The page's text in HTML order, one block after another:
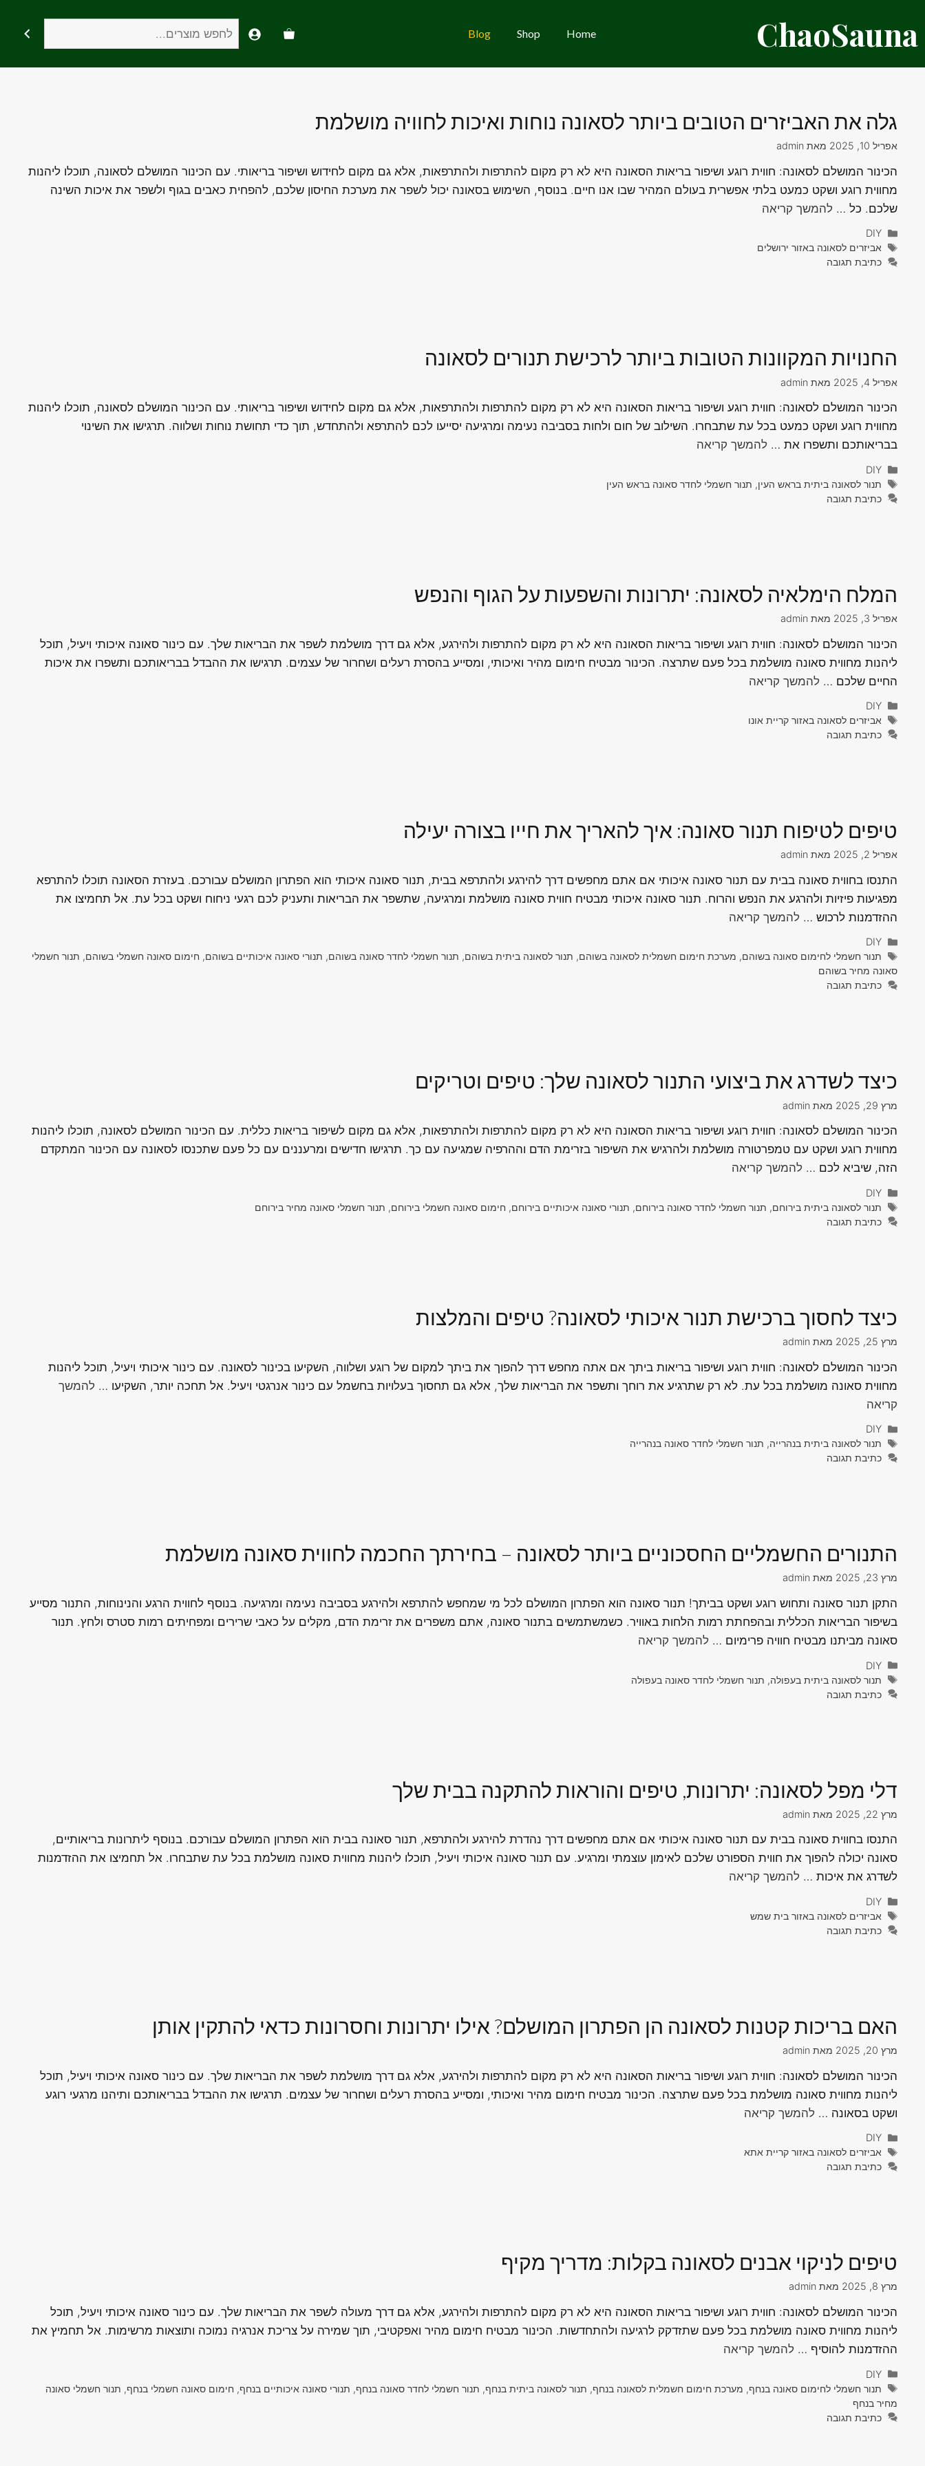
לתוכן
ChaoSauna
Home
Shop
Blog
חיפוש
גלה את האביזרים הטובים ביותר לסאונה נוחות ואיכות לחוויה מושלמת
אפריל 10, 2025 מאת admin
הכינור המושלם לסאונה: חווית רוגע ושיפור בריאות הסאונה היא לא רק מקום להתרפות ולהתרפאות, אלא גם מקום לחידוש ושיפור בריאותי. עם הכינור המושלם לסאונה, תוכלו ליהנות
מחווית רוגע ושקט כמעט בלתי אפשרית בעולם המהיר שבו אנו חיים. בנוסף, השימוש בסאונה יכול לשפר את מערכת החיסון שלכם, להפחית כאבים בגוף ולשפר את איכות השינה
שלכם. כל … להמשך קריאה
קטגוריות
DIY
תגיות
אביזרים לסאונה באזור ירושלים
כתיבת תגובה
החנויות המקוונות הטובות ביותר לרכישת תנורים לסאונה
אפריל 4, 2025 מאת admin
הכינור המושלם לסאונה: חווית רוגע ושיפור בריאות הסאונה היא לא רק מקום להתרפות ולהתרפאות, אלא גם מקום לחידוש ושיפור בריאותי. עם הכינור המושלם לסאונה, תוכלו ליהנות
מחווית רוגע ושקט כמעט בכל עת שתבחרו. השילוב של חום ולחות בסביבה נעימה ומרגיעה יסייעו לכם להתרפא ולהתחדש, תוך כדי תחושת נוחות ושלווה. תרגישו את השינוי
בבריאותכם ותשפרו את … להמשך קריאה
קטגוריות
DIY
תגיות
תנור לסאונה ביתית בראש העין, תנור חשמלי לחדר סאונה בראש העין
כתיבת תגובה
המלח הימלאיה לסאונה: יתרונות והשפעות על הגוף והנפש
אפריל 3, 2025 מאת admin
הכינור המושלם לסאונה: חווית רוגע ושיפור בריאות הסאונה היא לא רק מקום להתרפות ולהירגע, אלא גם דרך מושלמת לשפר את הבריאות שלך. עם כינור סאונה איכותי ויעיל, תוכל
ליהנות מחווית סאונה מושלמת בכל פעם שתרצה. הכינור מבטיח חימום מהיר ואיכותי, ומסייע בהסרת רעלים ושחרור של עצמים. תרגישו את ההבדל בבריאותכם ותשפרו את איכות
החיים שלכם … להמשך קריאה
קטגוריות
DIY
תגיות
אביזרים לסאונה באזור קריית אונו
כתיבת תגובה
טיפים לטיפוח תנור סאונה: איך להאריך את חייו בצורה יעילה
אפריל 2, 2025 מאת admin
התנסו בחווית סאונה בבית עם תנור סאונה איכותי אם אתם מחפשים דרך להירגע ולהתרפא בבית, תנור סאונה איכותי הוא הפתרון המושלם עבורכם. בעזרת הסאונה תוכלו להתרפא
מפגיעות פיזיות ולהרגע את הנפש והרוח. תנור סאונה איכותי מבטיח חווית סאונה מושלמת ומרגיעה, שתשפר את הבריאות ותעניק לכם רגעי ניחוח ושקט בכל עת. אל תחמיצו את
ההזדמנות לרכוש … להמשך קריאה
קטגוריות
DIY
תגיות
תנור חשמלי לחימום סאונה בשוהם, מערכת חימום חשמלית לסאונה בשוהם, תנור לסאונה ביתית בשוהם, תנור חשמלי לחדר סאונה בשוהם, תנורי סאונה איכותיים בשוהם, חימום סאונה חשמלי בשוהם, תנור חשמלי
סאונה מחיר בשוהם
כתיבת תגובה
כיצד לשדרג את ביצועי התנור לסאונה שלך: טיפים וטריקים
מרץ 29, 2025 מאת admin
הכינור המושלם לסאונה: חווית רוגע ושיפור בריאות הסאונה היא לא רק מקום להתרפות ולהתרפאות, אלא גם מקום לשיפור בריאות כללית. עם הכינור המושלם לסאונה, תוכלו ליהנות
מחווית רוגע ושקט עם טמפרטורה מושלמת ולהרגיש את השיפור בזרימת הדם וההרפיה שמגיעה עם כך. תרגישו חדישים ומרעננים עם כל פעם שתכנסו לסאונה עם הכינור המתקדם
הזה, שיביא לכם … להמשך קריאה
קטגוריות
DIY
תגיות
תנור לסאונה ביתית בירוחם, תנור חשמלי לחדר סאונה בירוחם, תנורי סאונה איכותיים בירוחם, חימום סאונה חשמלי בירוחם, תנור חשמלי סאונה מחיר בירוחם
כתיבת תגובה
כיצד לחסוך ברכישת תנור איכותי לסאונה? טיפים והמלצות
מרץ 25, 2025 מאת admin
הכינור המושלם לסאונה: חווית רוגע ושיפור בריאות ביתך אם אתה מחפש דרך להפוך את ביתך למקום של רוגע ושלווה, השקיעו בכינור לסאונה. עם כינור איכותי ויעיל, תוכל ליהנות
מחווית סאונה מושלמת בכל עת. לא רק שתרגיע את רוחך ותשפר את הבריאות שלך, אלא גם תחסוך בעלויות בחשמל עם כינור אנרגטי ויעיל. אל תחכה יותר, השקיעו … להמשך
קריאה
קטגוריות
DIY
תגיות
תנור לסאונה ביתית בנהרייה, תנור חשמלי לחדר סאונה בנהרייה
כתיבת תגובה
התנורים החשמליים החסכוניים ביותר לסאונה – בחירתך החכמה לחווית סאונה מושלמת
מרץ 23, 2025 מאת admin
התקן תנור סאונה ותחוש רוגע ושקט בביתך! תנור סאונה הוא הפתרון המושלם לכל מי שמחפש להתרפא ולהירגע בסביבה נעימה ומרגיעה. בנוסף לחווית הרגע והנינוחות, התנור מסייע
בשיפור הבריאות הכללית ובהפחתת רמות הלחות באוויר. כשמשתמשים בתנור סאונה, אתם משפרים את זרימת הדם, מקלים על כאבי שרירים ומפחיתים רמות סטרס ולחץ. תנור
סאונה מביתנו מבטיח חוויה פרימיום … להמשך קריאה
קטגוריות
DIY
תגיות
תנור לסאונה ביתית בעפולה, תנור חשמלי לחדר סאונה בעפולה
כתיבת תגובה
דלי מפל לסאונה: יתרונות, טיפים והוראות להתקנה בבית שלך
מרץ 22, 2025 מאת admin
התנסו בחווית סאונה בבית עם תנור סאונה איכותי אם אתם מחפשים דרך נהדרת להירגע ולהתרפא, תנור סאונה בבית הוא הפתרון המושלם עבורכם. בנוסף ליתרונות בריאותיים,
סאונה יכולה להפוך את חווית הספורט שלכם לאימון עוצמתי ומרגיע. עם תנור סאונה איכותי ויעיל, תוכלו ליהנות מחווית סאונה מושלמת בכל עת שתבחרו. אל תחמיצו את ההזדמנות
לשדרג את איכות … להמשך קריאה
קטגוריות
DIY
תגיות
אביזרים לסאונה באזור בית שמש
כתיבת תגובה
האם בריכות קטנות לסאונה הן הפתרון המושלם? אילו יתרונות וחסרונות כדאי להתקין אותן
מרץ 20, 2025 מאת admin
הכינור המושלם לסאונה: חווית רוגע ושיפור בריאות הסאונה היא לא רק מקום להתרפות ולהירגע, אלא גם דרך מושלמת לשפר את הבריאות שלך. עם כינור סאונה איכותי ויעיל, תוכל
ליהנות מחווית סאונה מושלמת בכל פעם שתרצה. הכינור מבטיח חימום מהיר ואיכותי, ומסייע בהסרת רעלים ושחרור של עצמים. תרגישו את ההבדל בבריאותכם ותיהנו מרגעי רוגע
ושקט בסאונה … להמשך קריאה
קטגוריות
DIY
תגיות
אביזרים לסאונה באזור קריית אתא
כתיבת תגובה
טיפים לניקוי אבנים לסאונה בקלות: מדריך מקיף
מרץ 8, 2025 מאת admin
הכינור המושלם לסאונה: חווית רוגע ושיפור בריאות הסאונה היא לא רק מקום להתרפות ולהירגע, אלא גם דרך מעולה לשפר את הבריאות שלך. עם כינור סאונה איכותי ויעיל, תוכל
ליהנות מחווית סאונה מושלמת בכל פעם שתזדקק לרגיעה ולהתחדשות. הכינור מבטיח חימום מהיר ואפקטיבי, תוך שמירה על צריכת אנרגיה נמוכה ותוצאות מרשימות. אל תחמיץ את
ההזדמנות להוסיף … להמשך קריאה
קטגוריות
DIY
תגיות
תנור חשמלי לחימום סאונה בנחף, מערכת חימום חשמלית לסאונה בנחף, תנור לסאונה ביתית בנחף, תנור חשמלי לחדר סאונה בנחף, תנורי סאונה איכותיים בנחף, חימום סאונה חשמלי בנחף, תנור חשמלי סאונה
מחיר בנחף
כתיבת תגובה